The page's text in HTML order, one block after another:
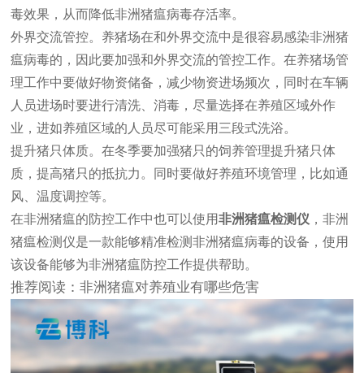
毒效果，从而降低非洲猪瘟病毒存活率。
外界交流管控。养猪场在和外界交流中是很容易感染非洲猪
瘟病毒的，因此要加强和外界交流的管控工作。在养猪场管
理工作中要做好物资储备，减少物资进场频次，同时在车辆
人员进场时要进行清洗、消毒，尽量选择在养殖区域外作
业，进如养殖区域的人员尽可能采用三段式洗浴。
提升猪只体质。在冬季要加强猪只的饲养管理提升猪只体
质，提高猪只的抵抗力。同时要做好养殖环境管理，比如通
风、温度调控等。
在非洲猪瘟的防控工作中也可以使用非洲猪瘟检测仪 ，非洲
猪瘟检测仪是一款能够精准检测非洲猪瘟病毒的设备，使用
该设备能够为非洲猪瘟防控工作提供帮助。
推荐阅读：非洲猪瘟对养殖业有哪些危害